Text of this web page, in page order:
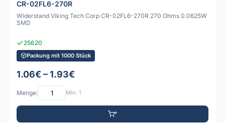
CR-02FL6-270R
Widerstand Viking Tech Corp CR-02FL6-270R 270 Ohms 0.0625W
SMD
25620
Packung mit 1000 Stück
1.06€ – 1.93€
Menge: Min: 1